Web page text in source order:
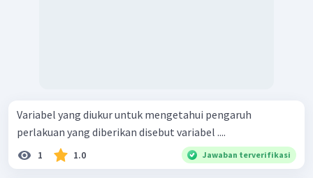
Variabel yang diukur untuk mengetahui pengaruh
perlakuan yang diberikan disebut variabel ....
1 1.0 Jawaban terverifikasi